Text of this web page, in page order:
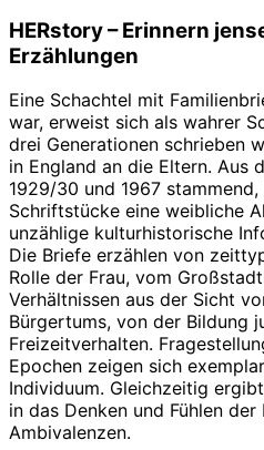
HERstory – Erinnern
Erzählungen
Eine Schachtel mit
war, erweist sich als wahrer
drei Generationen schrieben
in England an die Eltern. Aus
1929/30 und 1967
Schriftstücke eine weibliche
unzählige kulturhistorische
Die Briefe erzählen von
Rolle der Frau, vom
Verhältnissen aus der Sicht
Bürgertums, von der Bildung
Freizeitverhalten.
Epochen zeigen sich
Individuum. Gleichzeitig
in das Denken und Fühlen der
Ambivalenzen.